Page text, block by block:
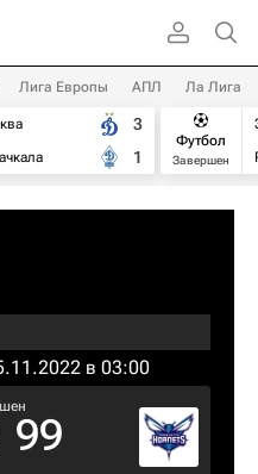
Лига Европы АПЛ Ла Лига
3
1
Футбол
Завершен
в 03:00
99